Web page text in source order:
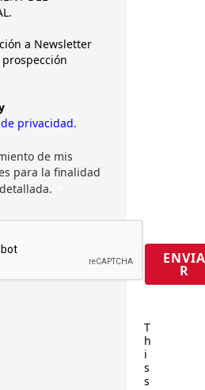
a Newsletter
privacidad.
de mis
para la finalidad
ENVIA
R
T
h
i
s
s